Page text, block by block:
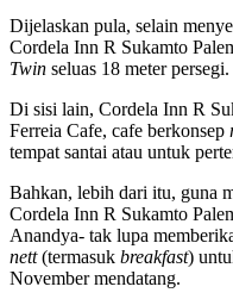
Dijelaskan pula, selain
Cordela Inn R Sukamto
Twin seluas 18 meter persegi.
Di sisi lain, Cordela Inn R
Ferreia Cafe, cafe berkonsep
tempat santai atau untuk
Bahkan, lebih dari itu, guna
Cordela Inn R Sukamto
Anandya- tak lupa
nett(termasuk breakfast)
November mendatang.